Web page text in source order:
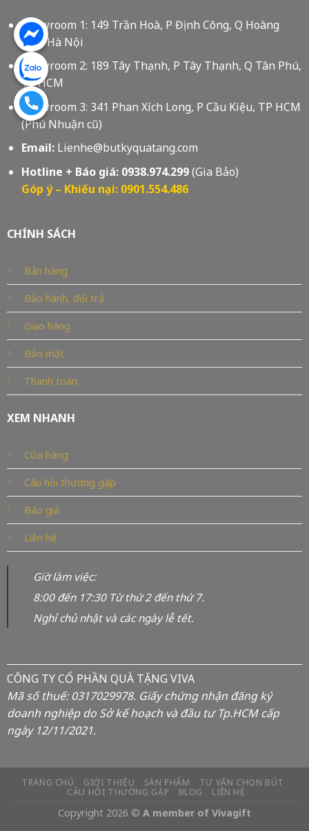
Showroom 1: 149 Trần Hoà, P Định Công, Q Hoàng
Mai, Hà Nội
Showroom 2: 189 Tây Thạnh, P Tây Thạnh, Q Tân Phú,
Tp HCM
Showroom 3: 341 Phan Xích Long, P Cầu Kiệu, TP HCM
(Phú Nhuận cũ)
Email:Lienhe@butkyquatang.com
Hotline + Báo giá: 0938.974.299(Gia Bảo)
Góp ý – Khiếu nại: 0901.554.486
CHÍNH SÁCH
Bán hàng
Bảo hành, đổi trả
Giao hàng
Bảo mật
Thanh toán
XEM NHANH
Cửa hàng
Câu hỏi thường gặp
Báo giá
Liên hệ
Giờ làm việc:
8:00 đến 17:30 Từ thứ 2 đến thứ 7.
Nghỉ chủ nhật và các ngày lễ tết.
CÔNG TY CỔ PHẦN QUÀ TẶNG VIVA
Mã số thuế: 0317029978. Giấy chứng nhận đăng ký
doanh nghiệp do Sở kế hoạch và đầu tư Tp.HCM cấp
ngày 12/11/2021.
TRANG CHỦ GIỚI THIỆU SẢN PHẨM
TƯ VẤN CHỌN BÚT
CÂU HỎI THƯỜNG GẶP
BLOG LIÊN HỆ
Copyright 2026 © A member of Vivagift